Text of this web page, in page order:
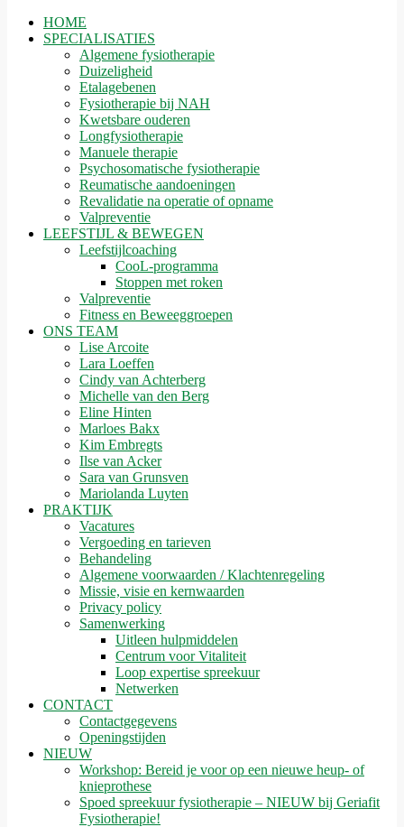
HOME
SPECIALISATIES
Algemene fysiotherapie
Duizeligheid
Etalagebenen
Fysiotherapie bij NAH
Kwetsbare ouderen
Longfysiotherapie
Manuele therapie
Psychosomatische fysiotherapie
Reumatische aandoeningen
Revalidatie na operatie of opname
Valpreventie
LEEFSTIJL & BEWEGEN
Leefstijlcoaching
CooL-programma
Stoppen met roken
Valpreventie
Fitness en Beweeggroepen
ONS TEAM
Lise Arcoite
Lara Loeffen
Cindy van Achterberg
Michelle van den Berg
Eline Hinten
Marloes Bakx
Kim Embregts
Ilse van Acker
Sara van Grunsven
Mariolanda Luyten
PRAKTIJK
Vacatures
Vergoeding en tarieven
Behandeling
Algemene voorwaarden / Klachtenregeling
Missie, visie en kernwaarden
Privacy policy
Samenwerking
Uitleen hulpmiddelen
Centrum voor Vitaliteit
Loop expertise spreekuur
Netwerken
CONTACT
Contactgegevens
Openingstijden
NIEUW
Workshop: Bereid je voor op een nieuwe heup- of
knieprothese
Spoed spreekuur fysiotherapie – NIEUW bij Geriafit
Fysiotherapie!